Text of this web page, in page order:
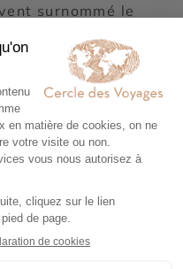
surnommé le
», est un véritable
Il propose
les loisirs et
des festivals,
des événements
offrent un havre
enneigé
et ses
ou les balades en